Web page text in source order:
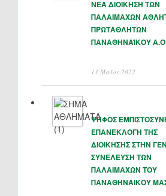
ΝΕΑ ΔΙΟΙΚΗΣΗ ΤΩΝ
ΠΑΛΑΙΜΑΧΩΝ
ΠΡΩΤΑΘΛΗΤΩΝ
ΠΑΝΑΘΗΝΑΊΚΟΥ Α.Ο
13 Μάϊος 2022
ΨΗΦΟΣ
ΕΠΑΝΕΚΛΟΓΗ ΤΗΣ
ΔΙΟΙΚΗΣΗΣ ΣΤΗΝ
ΣΥΝΕΛΕΥΣΗ ΤΩΝ
ΠΑΛΑΙΜΑΧΩΝ ΤΟΥ
ΠΑΝΑΘΗΝΑΙΚΟΥ